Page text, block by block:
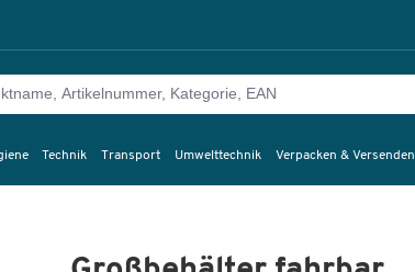
Technik Transport Umwelttechnik Verpacken & Versenden